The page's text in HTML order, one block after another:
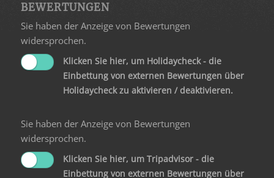
BEWERTUNGEN
Sie haben der Anzeige von Bewertungen
widersprochen.
Klicken Sie hier, um Holidaycheck - die
Einbettung von externen Bewertungen über
Holidaycheck zu aktivieren / deaktivieren.
Sie haben der Anzeige von Bewertungen
widersprochen.
Klicken Sie hier, um Tripadvisor - die
Einbettung von externen Bewertungen über